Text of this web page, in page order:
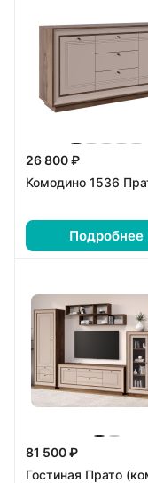
26 800 ₽
Комодино 1536
Подробнее
81 500 ₽
Гостиная Прато